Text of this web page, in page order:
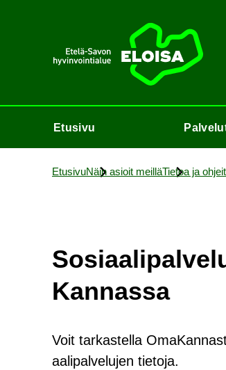
Etusi­vu
Etusi­vu
Etusi­vuNäin asioit meil­läTie­toa ja
Kan­nas­sa
Voit tar­kas­tel­la
aa­li­pal­ve­lu­jen tie­to­ja.